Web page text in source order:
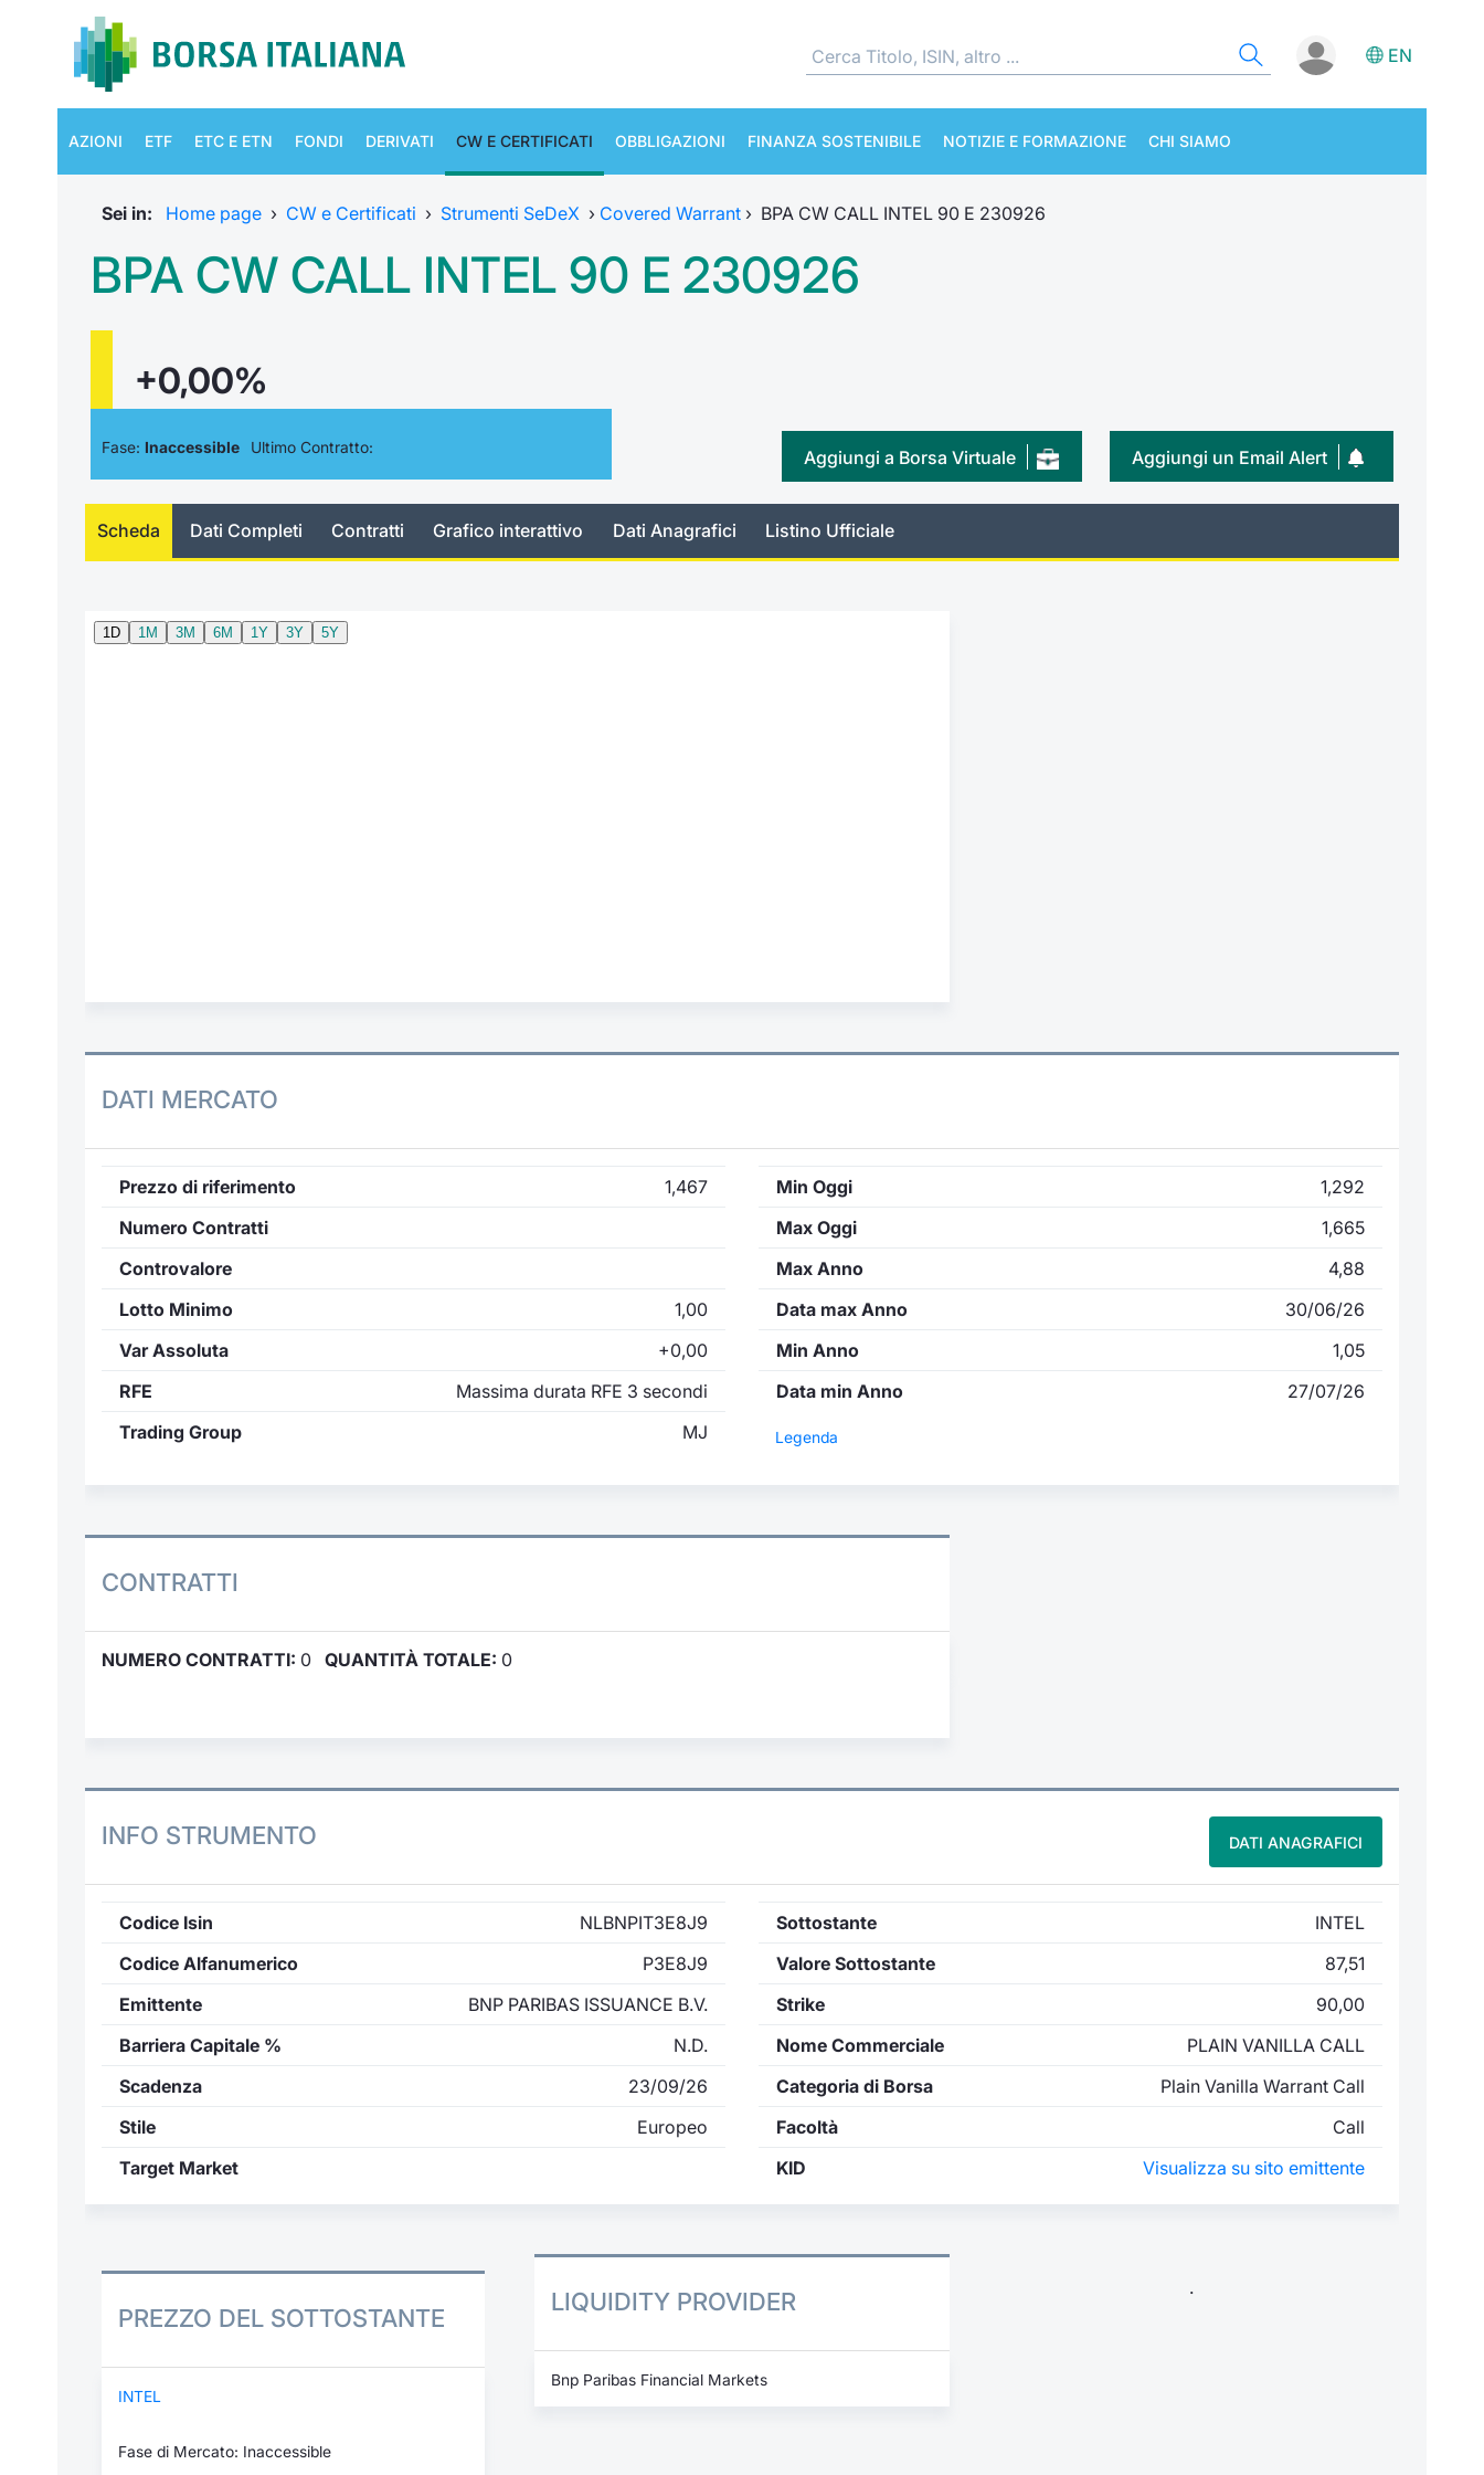
EN
AZIONI ETF ETC E ETN FONDI DERIVATI CW E CERTIFICATI OBBLIGAZIONI FINANZA SOSTENIBILE NOTIZIE E FORMAZIONE CHI SIAMO
Sei in: Home page › CW e Certificati › Strumenti SeDeX › Covered Warrant › BPA CW CALL INTEL 90 E 230926
BPA CW CALL INTEL 90 E 230926
+0,00%
Fase: Inaccessible Ultimo Contratto: Aggiungi un Email Alert
Aggiungi a Borsa Virtuale
Scheda Dati Completi Contratti Grafico interattivo Dati Anagrafici Listino Ufficiale
DATI MERCATO
Prezzo di riferimento
1,467
Numero Contratti
Controvalore
Lotto Minimo
1,00
Var Assoluta
+0,00
RFE
Massima durata RFE 3 secondi
Trading Group
MJ
Min Oggi
1,292
Max Oggi
1,665
Max Anno
4,88
Data max Anno
30/06/26
Min Anno
1,05
Data min Anno
27/07/26
Legenda
CONTRATTI
NUMERO CONTRATTI: 0 QUANTITÀ TOTALE: 0
INFO STRUMENTO DATI ANAGRAFICI
Codice Isin
NLBNPIT3E8J9
Codice Alfanumerico
P3E8J9
Emittente
BNP PARIBAS ISSUANCE B.V.
Barriera Capitale %
N.D.
Scadenza
23/09/26
Stile
Europeo
Target Market
Sottostante
INTEL
Valore Sottostante
87,51
Strike
90,00
Nome Commerciale
PLAIN VANILLA CALL
Categoria di Borsa
Plain Vanilla Warrant Call
Facoltà
Call
KID
Visualizza su sito emittente
PREZZO DEL SOTTOSTANTE
INTEL
Fase di Mercato: Inaccessible
LIQUIDITY PROVIDER
Bnp Paribas Financial Markets
.